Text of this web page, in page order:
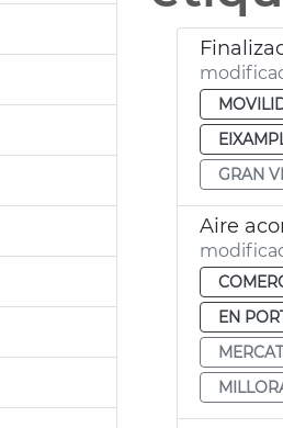
GRAN
Aire
EN